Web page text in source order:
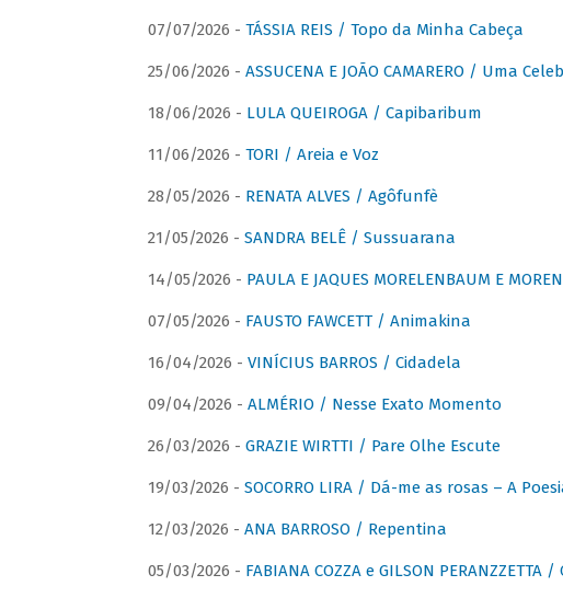
07/07/2026 - TÁSSIA REIS / Topo da Minha Cabeça
25/06/2026 - ASSUCENA E JOÃO CAMARERO / Uma
18/06/2026 - LULA QUEIROGA / Capibaribum
11/06/2026 - TORI / Areia e Voz
28/05/2026 - RENATA ALVES / Agôfunfè
21/05/2026 - SANDRA BELÊ / Sussuarana
14/05/2026 - PAULA E JAQUES MORELENBAUM E
07/05/2026 - FAUSTO FAWCETT / Animakina
16/04/2026 - VINÍCIUS BARROS / Cidadela
09/04/2026 - ALMÉRIO / Nesse Exato Momento
26/03/2026 - GRAZIE WIRTTI / Pare Olhe Escute
19/03/2026 - SOCORRO LIRA / Dá-me as rosas – A
12/03/2026 - ANA BARROSO / Repentina
05/03/2026 - FABIANA COZZA e GILSON PERANZZETTA